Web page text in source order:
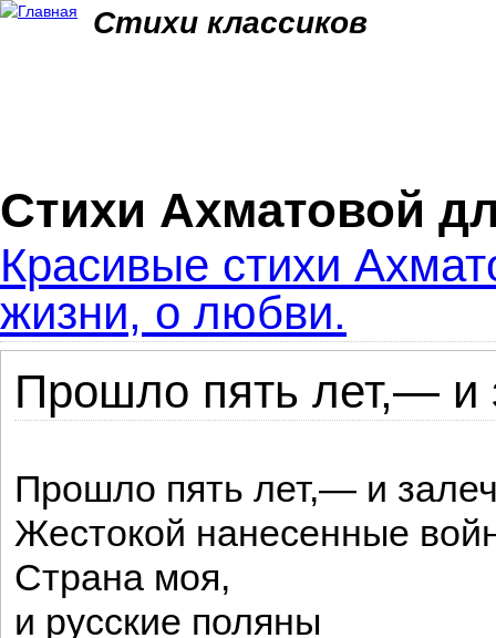
Стихи классиков
Стихи Ахматовой
Красивые стихи
жизни, о любви.
Прошло пять лет,— и
Прошло пять лет,— и
Жестокой нанесенные
Страна моя,
и русские поляны